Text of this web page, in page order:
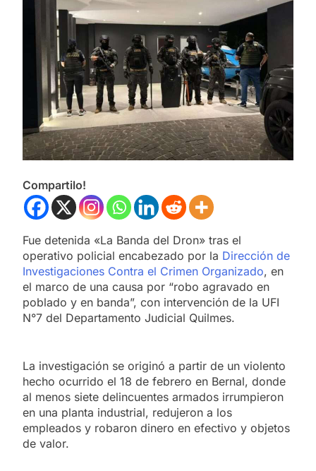
Compartilo!
Fue detenida «La Banda del Dron» tras el
operativo policial encabezado por la Dirección de
Investigaciones Contra el Crimen Organizado, en
el marco de una causa por “robo agravado en
poblado y en banda”, con intervención de la UFI
N°7 del Departamento Judicial Quilmes.
La investigación se originó a partir de un violento
hecho ocurrido el 18 de febrero en Bernal, donde
al menos siete delincuentes armados irrumpieron
en una planta industrial, redujeron a los
empleados y robaron dinero en efectivo y objetos
de valor.